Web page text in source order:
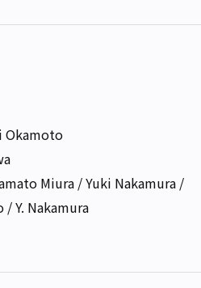
Okamoto
Miura / Yuki Nakamura /
Y. Nakamura